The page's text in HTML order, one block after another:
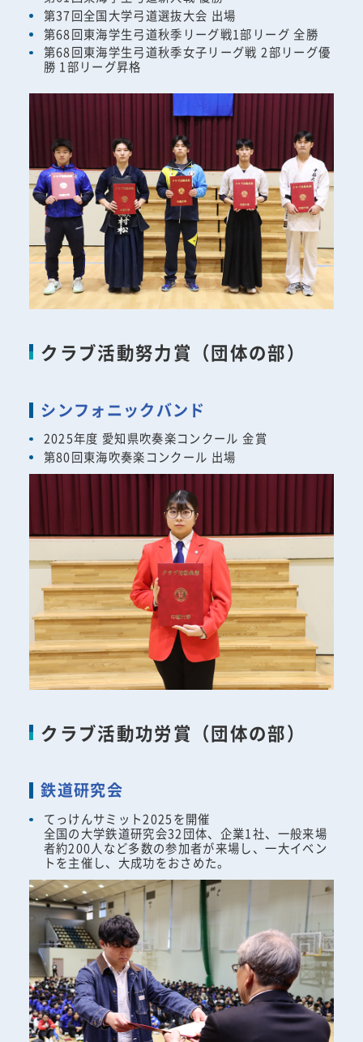
第37回全国大学弓道選抜大会 出場
第68回東海学生弓道秋季リーグ戦1部リーグ 全勝
第68回東海学生弓道秋季女子リーグ戦 2部リーグ優
勝 1部リーグ昇格
クラブ活動努力賞（団体の部）
シンフォニックバンド
2025年度 愛知県吹奏楽コンクール 金賞
第80回東海吹奏楽コンクール 出場
クラブ活動功労賞（団体の部）
鉄道研究会
てっけんサミット2025を開催
全国の大学鉄道研究会32団体、企業1社、一般来場
者約200人など多数の参加者が来場し、一大イベン
トを主催し、大成功をおさめた。